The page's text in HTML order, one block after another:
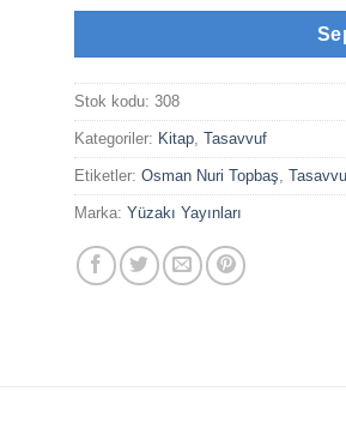
Stok kodu:308
Kategoriler: Kitap ,Tasavvuf
Etiketler:Osman Nuri Topbaş ,
Marka:Yüzakı Yayınları